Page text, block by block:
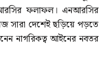
ফলাফল। এনআরসির
সারা দেশেই ছড়িয়ে পড়তে
নাগরিকত্ব আইনের নবতর